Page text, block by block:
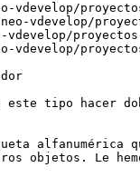
vdevelop/
vdevelop/
vdevelop/
este tipo hacer
alfanumérica
objetos. Le